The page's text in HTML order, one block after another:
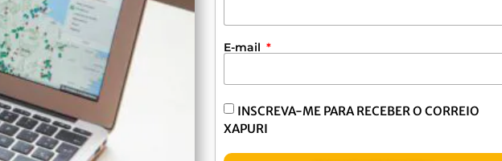
E-mail
INSCREVA-ME PARA RECEBER O CORREIO
XAPURI